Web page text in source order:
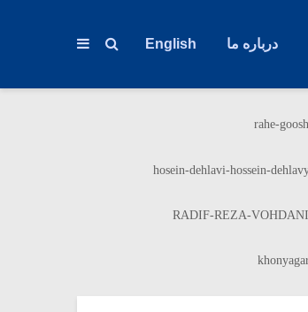
درباره ما English